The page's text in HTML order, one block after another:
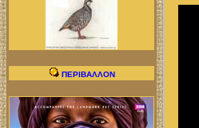
ΠΕΡΙΒΑΛΛΟΝ